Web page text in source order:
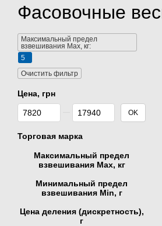
Фасовочные
Максимальный предел
взвешивания Мах, кг:
5
Очистить фильтр
Цена, грн
От Цена, грн
До Цена, грн OK
Торговая марка
Максимальный предел
взвешивания Мах, кг
Минимальный предел
взвешивания Min, г
Цена деления (дискретность),
г